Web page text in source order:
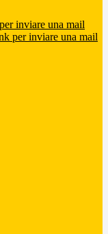
inviare una mail
per inviare una mail